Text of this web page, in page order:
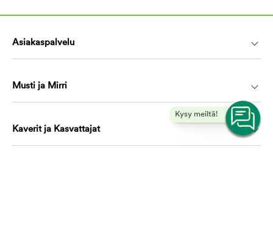
Kysy meiltä!
Asiakaspalvelu
Musti ja Mirri
Kaverit ja Kasvattajat